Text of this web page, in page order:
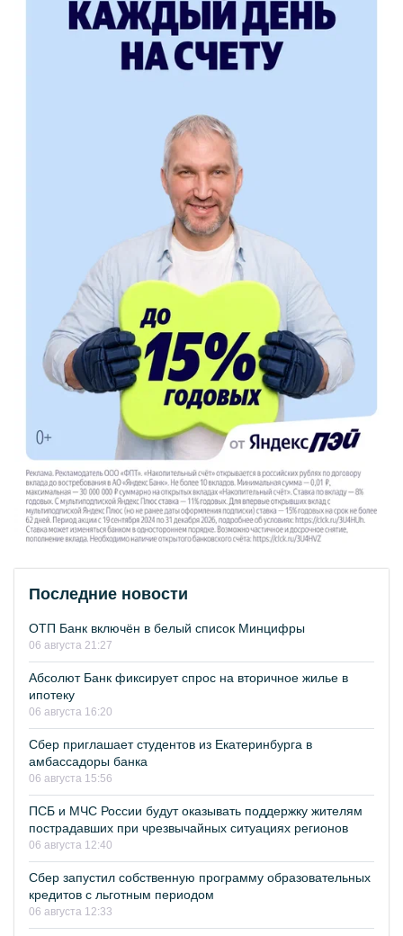
Последние новости
ОТП Банк включён в белый список Минцифры
06 августа 21:27
Абсолют Банк фиксирует спрос на вторичное жилье в
ипотеку
06 августа 16:20
Сбер приглашает студентов из Екатеринбурга в
амбассадоры банка
06 августа 15:56
ПСБ и МЧС России будут оказывать поддержку жителям
пострадавших при чрезвычайных ситуациях регионов
06 августа 12:40
Сбер запустил собственную программу образовательных
кредитов с льготным периодом
06 августа 12:33